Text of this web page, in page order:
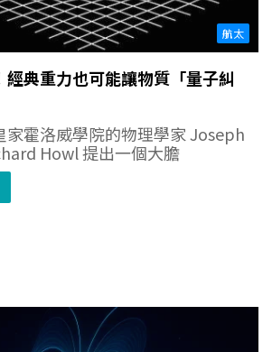
航太
經典重力也可能讓物質「量子糾
家霍洛威學院的物理學家 Joseph
Howl 提出一個大膽